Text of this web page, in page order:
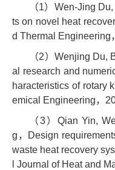
（1）Wen-Jing
ts on novel heat
d Thermal Engineering
（2）Wenjing Du,
al research and
haracteristics of rotary
emical Engineering，
（3）Qian Yin,
g，Design
waste heat recovery
l Journal of Heat and